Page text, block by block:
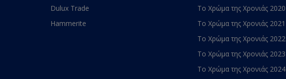
Dulux Trade
Hammerite
Το Χρώμα της Χρονιάς 2020
Το Χρώμα της Χρονιάς 2021
Το Χρώμα της Χρονιάς 2022
Το Χρώμα της Χρονιάς 2023
Το Χρώμα της Χρονιάς 2024